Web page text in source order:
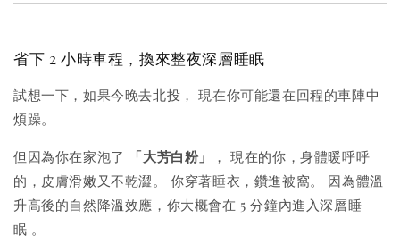
省下 2 小時車程，換來整夜深層睡眠
試想一下，如果今晚去北投， 現在你可能還在回程的車陣中
煩躁。
但因為你在家泡了 「大芳白粉」
， 現在的你，身體暖呼呼
的，皮膚滑嫩又不乾澀。 你穿著睡衣，鑽進被窩。 因為體溫
升高後的自然降溫效應， 你大概會在 5 分鐘內進入深層睡
眠 。